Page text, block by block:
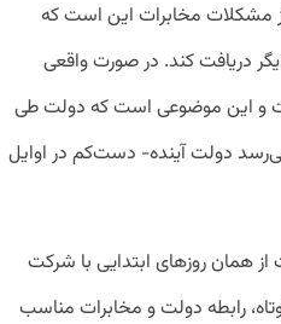
مشکلات مخابرات این است که
دریافت کند. در صورت واقعی
و این موضوعی است که دولت طی
دولت آینده- دست‌کم در اوایل
همان روزهای ابتدایی با شرکت
رابطه دولت و مخابرات مناسب